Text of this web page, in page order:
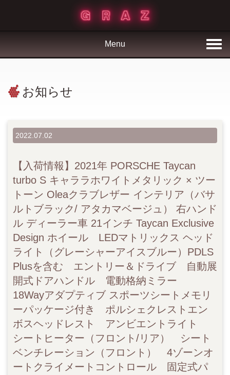
Menu
お知らせ
2022.07.02
【入荷情報】2021年 PORSCHE Taycan
turbo S キャララホワイトメタリック × ツー
トーン Oleaクラブレザー インテリア（バサ
ルトブラック/ アタカマベージュ） 右ハンド
ル ディーラー車 21インチ Taycan Exclusive
Design ホイール LEDマトリックス ヘッド
ライト（グレーシャーアイスブルー）PDLS
Plusを含む エントリー＆ドライブ 自動展
開式ドアハンドル 電動格納ミラー
18Wayアダプティブ スポーツシートメモリ
ーパッケージ付き ポルシェクレストエン
ボスヘッドレスト アンビエントライト
シートヒーター（フロント/リア） シート
ベンチレーション（フロント） 4ゾーンオ
ートクライメートコントロール 固定式パ